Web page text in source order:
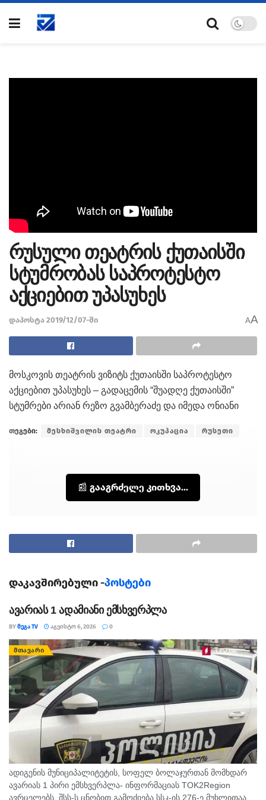
რუსული თეატრის ქუთაისში
სტუმრობას საპროტესტო
აქციებით უპასუხეს
დაპოსტა 2019/12/07-ში AA
მოსკოვის თეატრის ვიზიტს ქუთაისში საპროტესტო
აქციებით უპასუხეს – გადაცემის “შუადღე ქუთაისში”
სტუმრები არიან რეზო გვამბერაძე და იმედა ონიანი
📰 გააგრძელე კითხვა...
თეგები: მესხიშვილის თეატრი ოკუპაცია რუსეთი
დაკავშირებული -პოსტები
ავარიას 1 ადამიანი ემსხვერპლა
BYᲛᲔᲒᲐ TV ᲐᲒᲕᲘᲡᲢᲝ 6, 2026 0
ᲛᲗᲐᲕᲐᲠᲘ
ადიგენის მუნიციპალიტეტის, სოფელ ბოლაჯურთან მომხდარ
ავარიას 1 პირი ემსხვერპლა- ინფორმაციას TOK2Region
ავრცელებს. შსს-ს ცნობით გამოძიება სსკ-ის 276-ე მუხლითაა